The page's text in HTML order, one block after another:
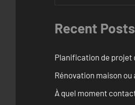
Recent Posts
Planification de projet
Rénovation maison
À quel moment